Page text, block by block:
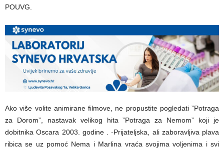
POUVG.
Ako više volite animirane filmove, ne propustite pogledati ”Potraga
za Dorom”, nastavak velikog hita ”Potraga za Nemom” koji je
dobitnika Oscara 2003. godine . -Prijateljska, ali zaboravljiva plava
ribica se uz pomoć Nema i Marlina vraća svojima voljenima i svi